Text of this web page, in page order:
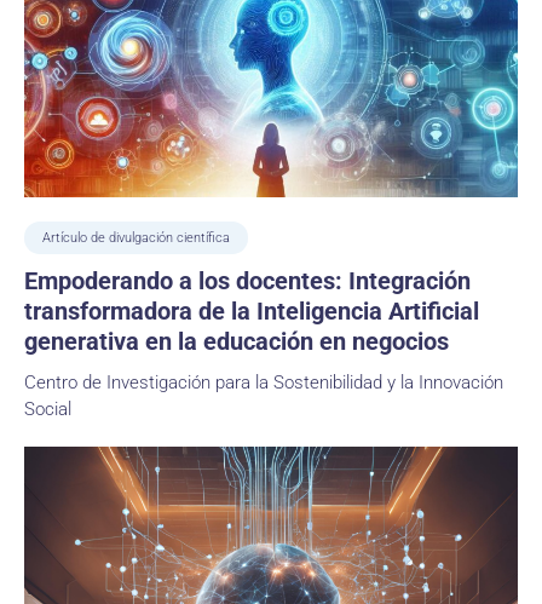
Artículo de divulgación científica
Empoderando a los docentes: Integración
transformadora de la Inteligencia Artificial
generativa en la educación en negocios
Centro de Investigación para la Sostenibilidad y la Innovación
Social